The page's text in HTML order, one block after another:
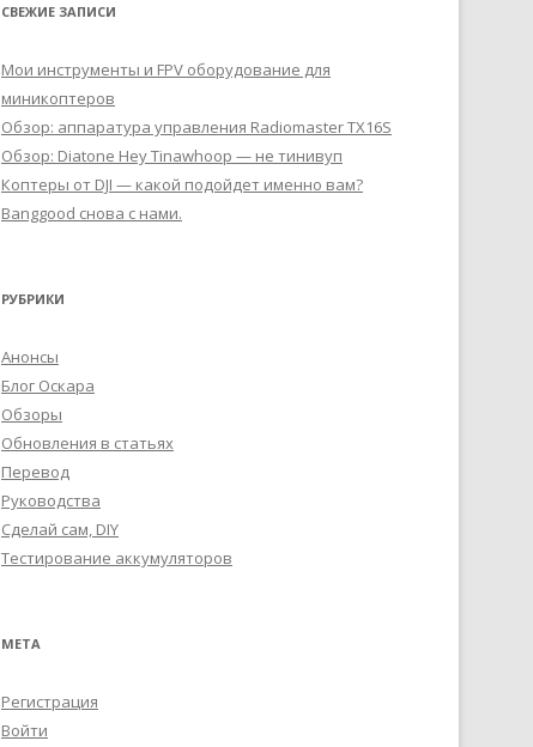
СВЕЖИЕ ЗАПИСИ
Мои инструменты и FPV оборудование для
миникоптеров
Обзор: аппаратура управления Radiomaster TX16S
Обзор: Diatone Hey Tinawhoop — не тинивуп
Коптеры от DJI — какой подойдет именно вам?
Banggood снова с нами.
РУБРИКИ
Анонсы
Блог Оскара
Обзоры
Обновления в статьях
Перевод
Руководства
Сделай сам, DIY
Тестирование аккумуляторов
МЕТА
Регистрация
Войти